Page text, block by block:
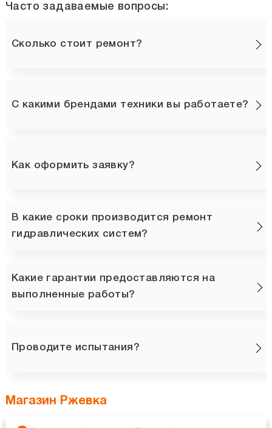
Часто задаваемые вопросы:
Сколько стоит ремонт?
С какими брендами техники вы работаете?
Как оформить заявку?
В какие сроки производится ремонт
гидравлических систем?
Какие гарантии предоставляются на
выполненные работы?
Проводите испытания?
Магазин Ржевка